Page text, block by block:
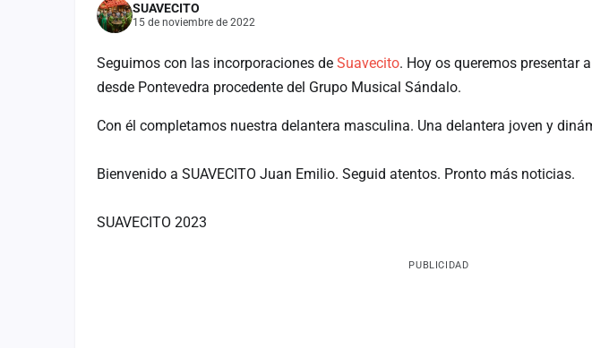
SUAVECITO
15 de noviembre de 2022
Seguimos con las incorporaciones de Suavecito. Hoy os queremos presentar a
desde Pontevedra procedente del Grupo Musical Sándalo.
Con él completamos nuestra delantera masculina. Una delantera joven y
Bienvenido a SUAVECITO Juan Emilio. Seguid atentos. Pronto más noticias.
SUAVECITO 2023
PUBLICIDAD